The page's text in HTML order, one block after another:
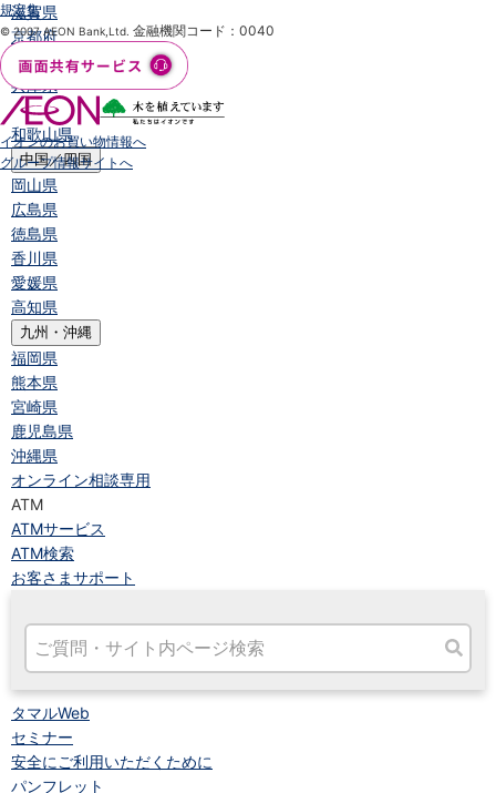
滋賀県
京都府
大阪府
兵庫県
奈良県
和歌山県
中国／四国
岡山県
広島県
徳島県
香川県
愛媛県
高知県
九州・沖縄
福岡県
熊本県
宮崎県
鹿児島県
沖縄県
オンライン相談専用
ATM
ATMサービス
ATM検索
お客さまサポート
タマルWeb
セミナー
安全にご利用いただくために
パンフレット
規定集
© 2007 AEON Bank,Ltd. 金融機関コード：0040
イオンのお買い物情報へ
グループ情報サイトへ